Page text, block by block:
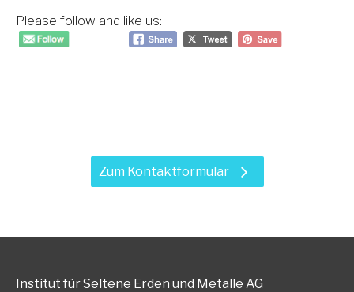
Please follow and like us:
Zum Kontaktformular
Institut für Seltene Erden und Metalle AG